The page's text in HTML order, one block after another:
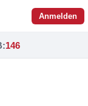
Anmelden
:146